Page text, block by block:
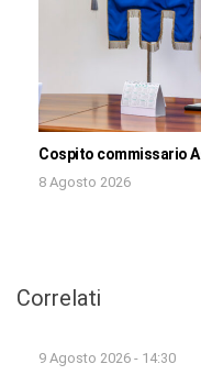
Cospito commissario
8 Agosto 2026
Correlati
9 Agosto 2026 - 14:30